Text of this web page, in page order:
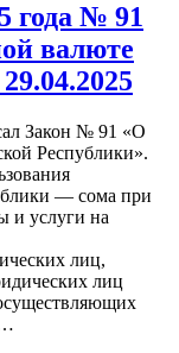
года № 91
валюте
Закон № 91 «О
Республики».
— сома при
и услуги на
лиц,
лиц